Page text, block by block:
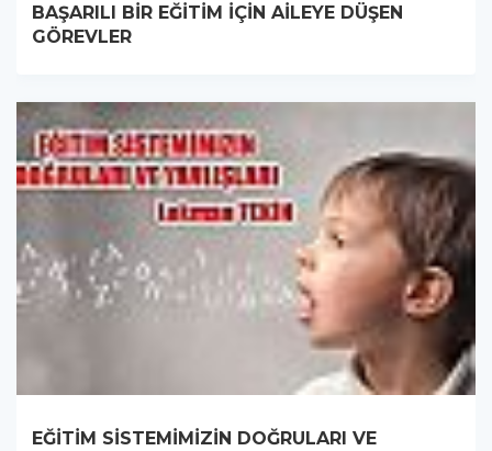
BAŞARILI BİR EĞİTİM İÇİN AİLEYE DÜŞEN
GÖREVLER
EĞİTİM SİSTEMİMİZİN DOĞRULARI VE